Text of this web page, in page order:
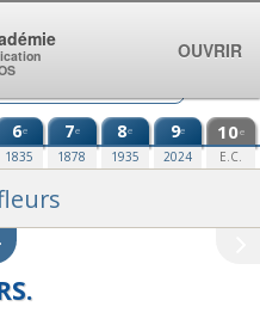
6e
1835
7e
1878
8e
1935
9e
2024
10e
E.C.
OUVRIR